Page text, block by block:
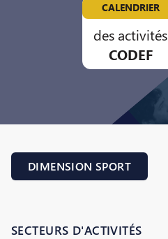
CALENDRIER
des activités
CODEF
DIMENSION SPORT
SECTEURS D'ACTIVITÉS